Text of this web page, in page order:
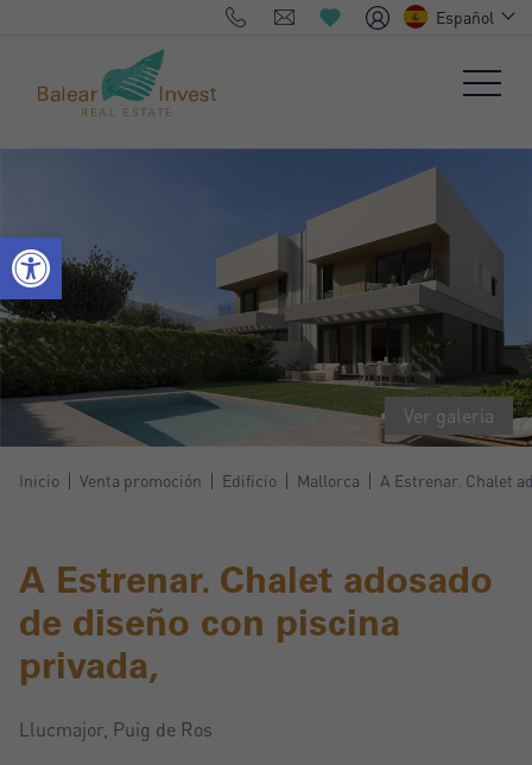
Español
Ver galeria
Inicio Venta promoción Edificio Mallorca A Estrenar. Chalet
A Estrenar. Chalet adosado
de diseño con piscina
privada,
Llucmajor, Puig de Ros